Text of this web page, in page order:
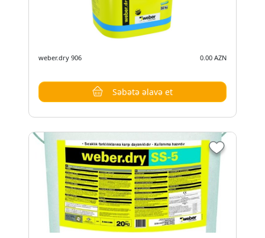
weber.dry 906 0.00 AZN
Səbətə əlavə et